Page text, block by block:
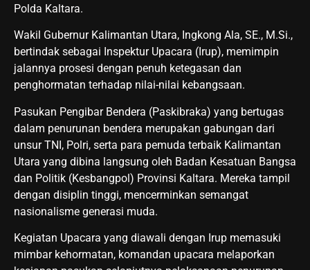
Polda Kaltara.
Wakil Gubernur Kalimantan Utara, Ingkong Ala, SE., M.Si.,
bertindak sebagai Inspektur Upacara (Irup), memimpin
jalannya prosesi dengan penuh ketegasan dan
penghormatan terhadap nilai-nilai kebangsaan.
Pasukan Pengibar Bendera (Paskibraka) yang bertugas
dalam penurunan bendera merupakan gabungan dari
unsur TNI, Polri, serta para pemuda terbaik Kalimantan
Utara yang dibina langsung oleh Badan Kesatuan Bangsa
dan Politik (Kesbangpol) Provinsi Kaltara. Mereka tampil
dengan disiplin tinggi, mencerminkan semangat
nasionalisme generasi muda.
Kegiatan Upacara yang diawali dengan Irup memasuki
mimbar kehormatan, komandan upacara melaporkan